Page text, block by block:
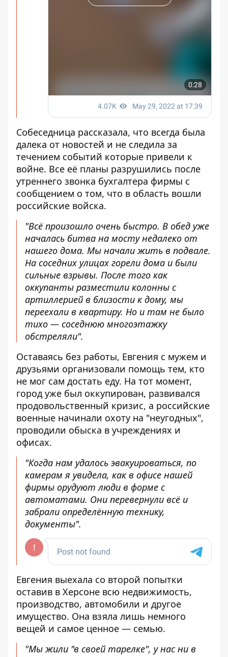
Собеседница рассказала, что всегда была
далека от новостей и не следила за
течением событий которые привели к
войне. Все её планы разрушились после
утреннего звонка бухгалтера фирмы с
сообщением о том, что в область вошли
российские войска.
"Всё произошло очень быстро. В обед уже
началась битва на мосту недалеко от
нашего дома. Мы начали жить в подвале.
На соседних улицах горели дома и были
сильные взрывы. После того как
оккупанты разместили колонны с
артиллерией в близости к дому, мы
переехали в квартиру. Но и там не было
тихо — соседнюю многоэтажку
обстреляли".
Оставаясь без работы, Евгения с мужем и
друзьями организовали помощь тем, кто
не мог сам достать еду. На тот момент,
город уже был оккупирован, развивался
продовольственный кризис, а российские
военные начинали охоту на "неугодных",
проводили обыска в учреждениях и
офисах.
"Когда нам удалось эвакуироваться, по
камерам я увидела, как в офисе нашей
фирмы орудуют люди в форме с
автоматами. Они перевернули всё и
забрали определённую технику,
документы".
Евгения выехала со второй попытки
оставив в Херсоне всю недвижимость,
производство, автомобили и другое
имущество. Она взяла лишь немного
вещей и самое ценное — семью.
"Мы жили "в своей тарелке", у нас ни в